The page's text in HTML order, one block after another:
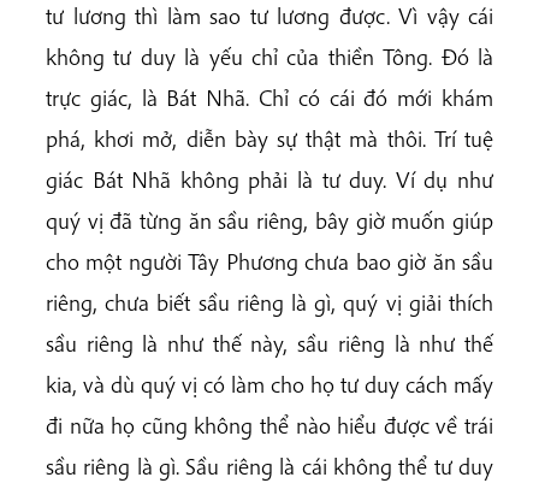
tư lương thì làm sao tư lương được. Vì vậy cái
không tư duy là yếu chỉ của thiền Tông. Đó là
trực giác, là Bát Nhã. Chỉ có cái đó mới khám
phá, khơi mở, diễn bày sự thật mà thôi. Trí tuệ
giác Bát Nhã không phải là tư duy. Ví dụ như
quý vị đã từng ăn sầu riêng, bây giờ muốn giúp
cho một người Tây Phương chưa bao giờ ăn sầu
riêng, chưa biết sầu riêng là gì, quý vị giải thích
sầu riêng là như thế này, sầu riêng là như thế
kia, và dù quý vị có làm cho họ tư duy cách mấy
đi nữa họ cũng không thể nào hiểu được về trái
sầu riêng là gì. Sầu riêng là cái không thể tư duy